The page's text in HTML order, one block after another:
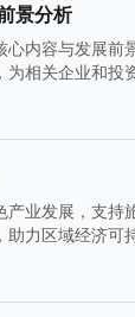
景分析
内容与发展
相关企业和投
业发展，支
力区域经济可